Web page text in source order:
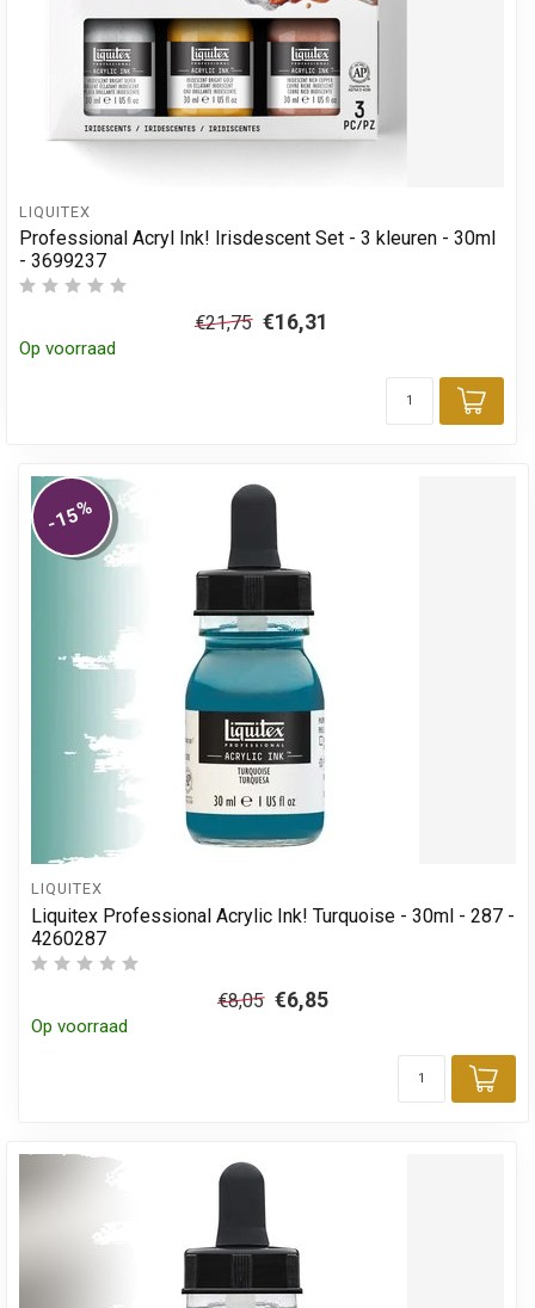
LIQUITEX
Professional Acryl Ink! Irisdescent Set - 3 kleuren - 30ml
- 3699237
€21,75 €16,31
Op voorraad
-15%
LIQUITEX
Liquitex Professional Acrylic Ink! Turquoise - 30ml - 287 -
4260287
€8,05 €6,85
Op voorraad